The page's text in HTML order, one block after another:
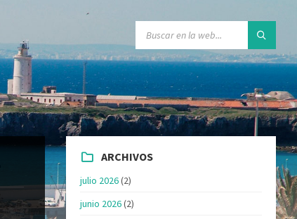
ARCHIVOS
julio 2026(2)
junio 2026(2)